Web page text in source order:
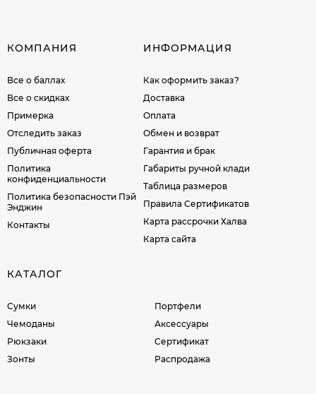
КОМПАНИЯ
Все о баллах
Все о скидках
Примерка
Отследить заказ
Публичная оферта
Политика
конфиденциальности
Политика безопасности Пэй
Энджин
Контакты
ИНФОРМАЦИЯ
Как оформить заказ?
Доставка
Оплата
Обмен и возврат
Гарантия и брак
Габариты ручной клади
Таблица размеров
Правила Сертификатов
Карта рассрочки Халва
Карта сайта
КАТАЛОГ
Сумки
Чемоданы
Рюкзаки
Зонты
Портфели
Аксессуары
Сертификат
Распродажа